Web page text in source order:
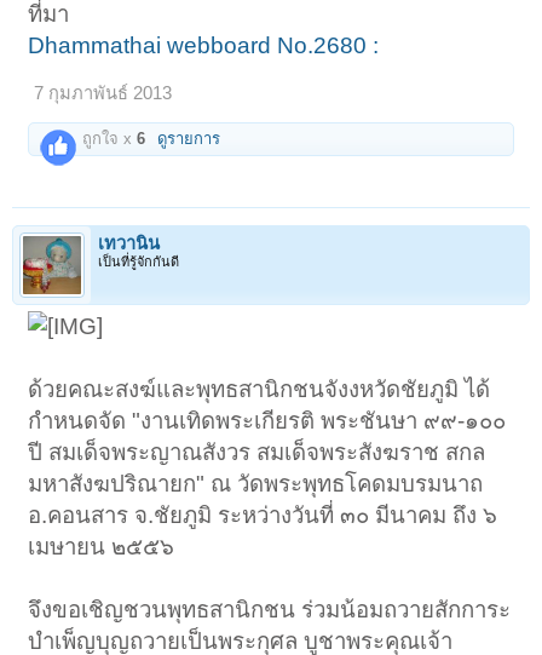
ที่มา
Dhammathai webboard No.2680 :
7 กุมภาพันธ์ 2013
ถูกใจ x6 ดูรายการ
เทวานิน
เป็นที่รู้จักกันดี
ด้วยคณะสงฆ์และพุทธสานิกชนจังงหวัดชัยภูมิ ได้
กำหนดจัด "งานเทิดพระเกียรติ พระชันษา ๙๙-๑๐๐
ปี สมเด็จพระญาณสังวร สมเด็จพระสังฆราช สกล
มหาสังฆปริณายก" ณ วัดพระพุทธโคดมบรมนาถ
อ.คอนสาร จ.ชัยภูมิ ระหว่างวันที่ ๓๐ มีนาคม ถึง ๖
เมษายน ๒๕๕๖
จึงขอเชิญชวนพุทธสานิกชน ร่วมน้อมถวายสักการะ
บำเพ็ญบุญถวายเป็นพระกุศล บูชาพระคุณเจ้า